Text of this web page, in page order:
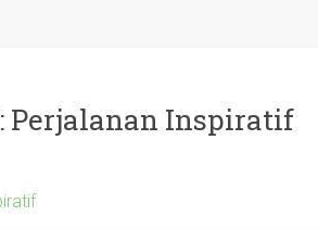
Perjalanan Inspiratif